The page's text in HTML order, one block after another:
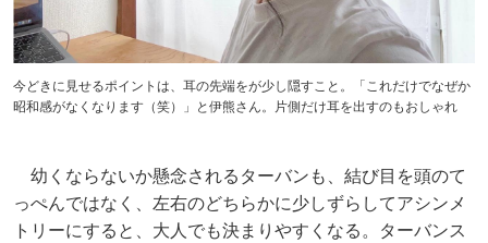
今どきに見せるポイントは、耳の先端をが少し隠すこと。「これだけでなぜか
昭和感がなくなります（笑）」と伊熊さん。片側だけ耳を出すのもおしゃれ
幼くならないか懸念されるターバンも、結び目を頭のて
っぺんではなく、左右のどちらかに少しずらしてアシンメ
トリーにすると、大人でも決まりやすくなる。ターバンス